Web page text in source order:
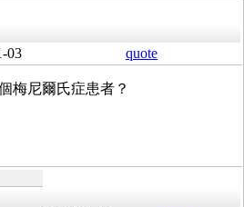
03 quote
梅尼爾氏症患者？